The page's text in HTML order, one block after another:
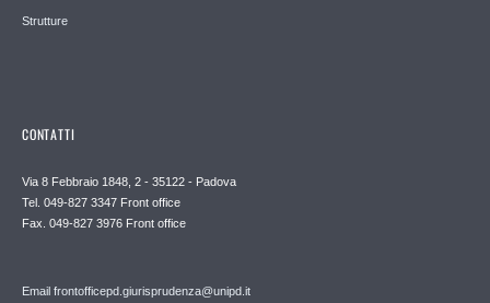
Strutture
CONTATTI
Via 8 Febbraio 1848, 2 - 35122 - Padova
Tel. 049-827 3347 Front office
Fax. 049-827 3976 Front office
Email frontofficepd.giurisprudenza@unipd.it